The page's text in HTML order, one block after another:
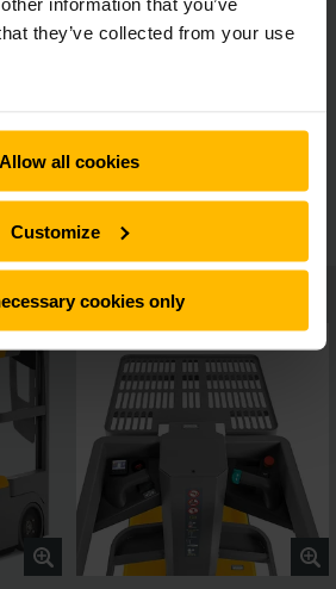
they’ve collected from your use
Allow all cookies
Customize
cookies only